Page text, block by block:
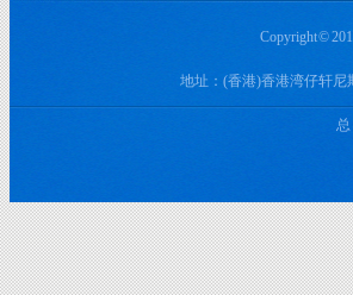
Copyright ©
地址：(香港)香港湾仔轩
总